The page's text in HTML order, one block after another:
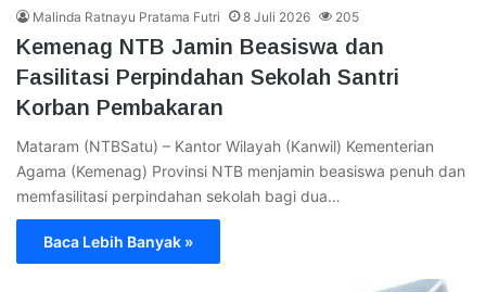
Malinda Ratnayu Pratama Futri 8 Juli 2026 205
Kemenag NTB Jamin Beasiswa dan
Fasilitasi Perpindahan Sekolah Santri
Korban Pembakaran
Mataram (NTBSatu) – Kantor Wilayah (Kanwil) Kementerian
Agama (Kemenag) Provinsi NTB menjamin beasiswa penuh dan
memfasilitasi perpindahan sekolah bagi dua…
Baca Lebih Banyak »